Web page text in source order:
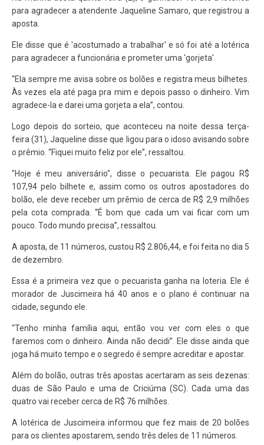
para agradecer a atendente Jaqueline Samaro, que registrou a
aposta.
Ele disse que é 'acostumado a trabalhar' e só foi até a lotérica
para agradecer a funcionária e prometer uma 'gorjeta'.
“Ela sempre me avisa sobre os bolões e registra meus bilhetes.
Às vezes ela até paga pra mim e depois passo o dinheiro. Vim
agradece-la e darei uma gorjeta a ela”, contou.
Logo depois do sorteio, que aconteceu na noite dessa terça-
feira (31), Jaqueline disse que ligou para o idoso avisando sobre
o prêmio. “Fiquei muito feliz por ele”, ressaltou.
"Hoje é meu aniversário", disse o pecuarista. Ele pagou R$
107,94 pelo bilhete e, assim como os outros apostadores do
bolão, ele deve receber um prêmio de cerca de R$ 2,9 milhões
pela cota comprada. “É bom que cada um vai ficar com um
pouco. Todo mundo precisa”, ressaltou.
A aposta, de 11 números, custou R$ 2.806,44, e foi feita no dia 5
de dezembro.
Essa é a primeira vez que o pecuarista ganha na loteria. Ele é
morador de Juscimeira há 40 anos e o plano é continuar na
cidade, segundo ele.
“Tenho minha família aqui, então vou ver com eles o que
faremos com o dinheiro. Ainda não decidi”. Ele disse ainda que
joga há muito tempo e o segredo é sempre acreditar e apostar.
Além do bolão, outras três apostas acertaram as seis dezenas:
duas de São Paulo e uma de Criciúma (SC). Cada uma das
quatro vai receber cerca de R$ 76 milhões.
A lotérica de Juscimeira informou que fez mais de 20 bolões
para os clientes apostarem, sendo três deles de 11 números.